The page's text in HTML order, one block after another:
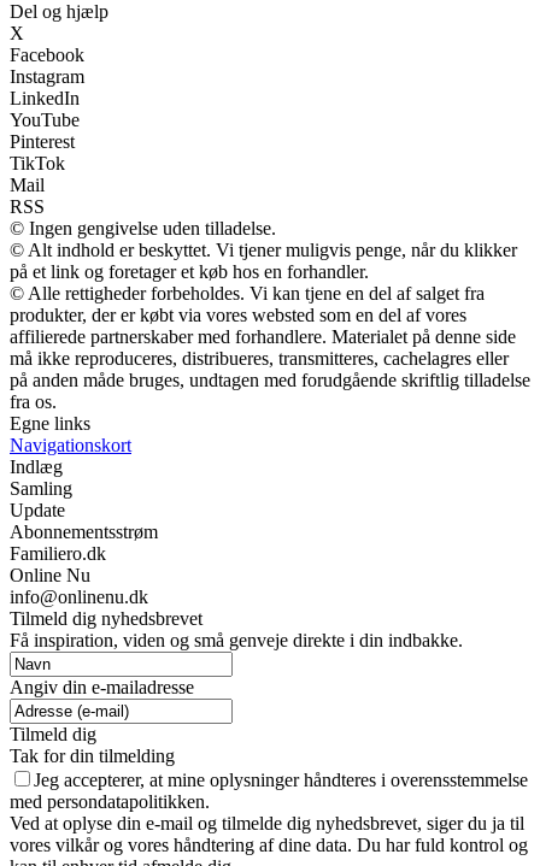
Del og hjælp
X
Facebook
Instagram
LinkedIn
YouTube
Pinterest
TikTok
Mail
RSS
© Ingen gengivelse uden tilladelse.
© Alt indhold er beskyttet. Vi tjener muligvis penge, når du klikker
på et link og foretager et køb hos en forhandler.
© Alle rettigheder forbeholdes. Vi kan tjene en del af salget fra
produkter, der er købt via vores websted som en del af vores
affilierede partnerskaber med forhandlere. Materialet på denne side
må ikke reproduceres, distribueres, transmitteres, cachelagres eller
på anden måde bruges, undtagen med forudgående skriftlig tilladelse
fra os.
Egne links
Navigationskort
Indlæg
Samling
Update
Abonnementsstrøm
Familiero.dk
Online Nu
info@onlinenu.dk
Tilmeld dig nyhedsbrevet
Få inspiration, viden og små genveje direkte i din indbakke.
Angiv din e-mailadresse
Tilmeld dig
Tak for din tilmelding
Jeg accepterer, at mine oplysninger håndteres i overensstemmelse
med persondatapolitikken.
Ved at oplyse din e-mail og tilmelde dig nyhedsbrevet, siger du ja til
vores vilkår og vores håndtering af dine data. Du har fuld kontrol og